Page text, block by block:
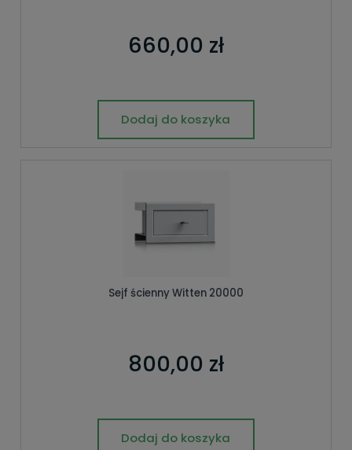
660,00 zł
Dodaj do koszyka
Sejf ścienny Witten 20000
800,00 zł
Dodaj do koszyka